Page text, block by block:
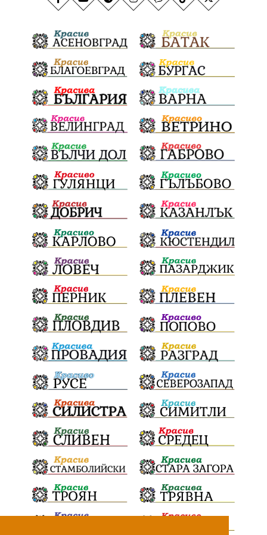
Мечтатели Школата по атракционни изкуства
Сметище Ток Майчинство Полиция
проф. Атанас Семов Демокрация безводие
щастливо децтво Българския патриарх Даниил
Фолклор Инфлация Елин Пелин
Световна купа Мафия Правителство
Благотворителност Събития
Българска патриаршия СВетли празници
Криминално Творчество Тръмп
Ценности Европейска комисия
Урсула фон дер Лайен Законопроект
Вдъхновяваща история Приказка
Замърсяване Боклук Дружба
Хавайска мироточива икона
Пресвета Богородица Светия синод
Йордан Камджалов Софи Маринова
Управление Наводнения